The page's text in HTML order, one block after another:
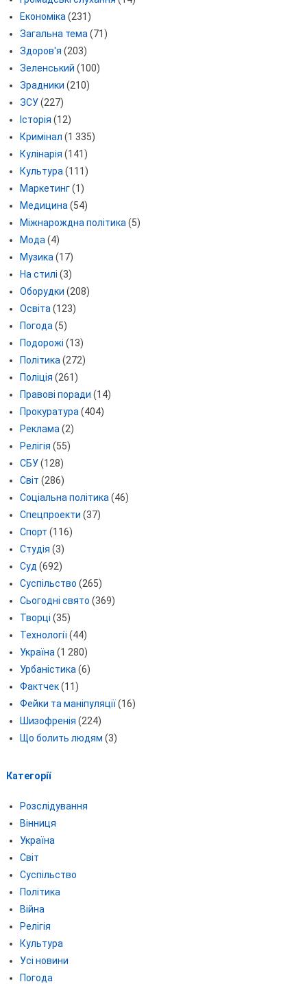
Економіка (231)
Загальна тема (71)
Здоров'я (203)
Зеленський (100)
Зрадники (210)
ЗСУ(227)
Історія (12)
Кримінал (1 335)
Кулінарія (141)
Культура (111)
Маркетинг(1)
Медицина (54)
Міжнарождна політика (5)
Мода (4)
Музика (17)
На стилі (3)
Оборудки (208)
Освіта (123)
Погода (5)
Подорожі (13)
Політика (272)
Поліція (261)
Правові поради (14)
Прокуратура (404)
Реклама (2)
Релігія (55)
СБУ(128)
Світ (286)
Соціальна політика (46)
Спецпроекти (37)
Спорт (116)
Студія (3)
Суд (692)
Суспільство (265)
Сьогодні свято (369)
Творці (35)
Технології(44)
Україна (1 280)
Урбаністика (6)
Фактчек(11)
Фейки та маніпуляції(16)
Шизофренія (224)
Що болить людям (3)
Категорії
Розслідування
Вінниця
Україна
Світ
Суспільство
Політика
Війна
Релігія
Культура
Усі новини
Погода